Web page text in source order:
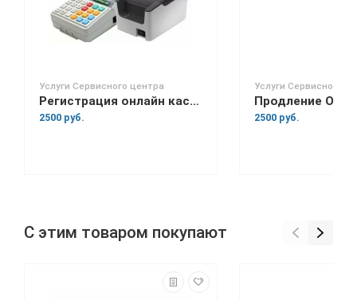
Услуги Сервисного центра
Регистрация онлайн кассы в налоговой
2500 руб.
Услуги Сервисного
Продление ОФД
2500 руб.
С этим товаром покупают